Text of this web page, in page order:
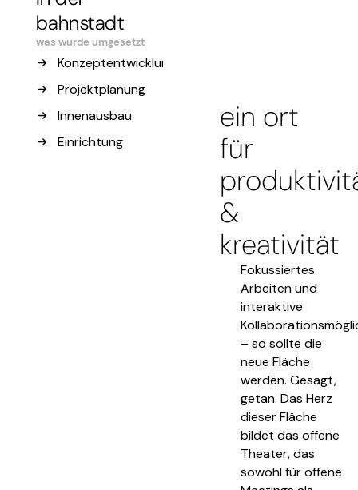
bahnstadt
was wurde umgesetzt
Konzeptentwicklung
Projektplanung
Innenausbau
Einrichtung
ein ort
für
&
kreativität
Fokussiertes
Arbeiten und
interaktive
– so sollte die
neue Fläche
werden. Gesagt,
getan. Das Herz
dieser Fläche
bildet das offene
Theater, das
sowohl für offene